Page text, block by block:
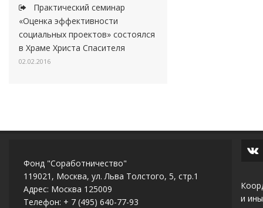
Практический семинар
«Оценка эффективности
социальных проектов» состоялся
в Храме Христа Спасителя
02.02.2016
Фонд "Соработничество"
119021, Москва, ул. Льва Толстого, 5, стр.1
Адрес: Москва 125009
Телефон: + 7 (495) 640-77-93
и